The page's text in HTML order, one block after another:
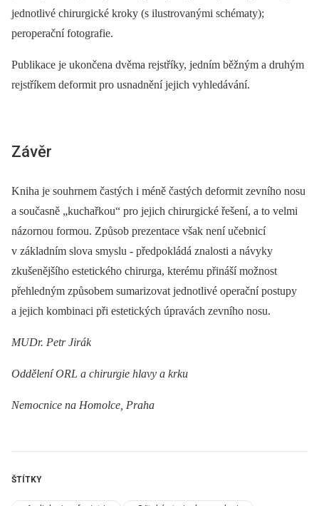
jednotlivé chirurgické kroky (s ilustrovanými schématy);
peroperační fotografie.
Publikace je ukončena dvěma rejstříky, jedním běžným a druhým
rejstříkem deformit pro usnadnění jejich vyhledávání.
Závěr
Kniha je souhrnem častých i méně častých deformit zevního nosu
a současně „kuchařkou“ pro jejich chirurgické řešení, a to velmi
názornou formou. Způsob prezentace však není učebnicí
v základním slova smyslu -⁠ předpokládá znalosti a návyky
zkušenějšího estetického chirurga, kterému přináší možnost
přehledným způsobem sumarizovat jednotlivé operační postupy
a jejich kombinaci při estetických úpravách zevního nosu.
MUDr. Petr Jirák
Oddělení ORL a chirurgie hlavy a krku
Nemocnice na Homolce, Praha
ŠTÍTKY